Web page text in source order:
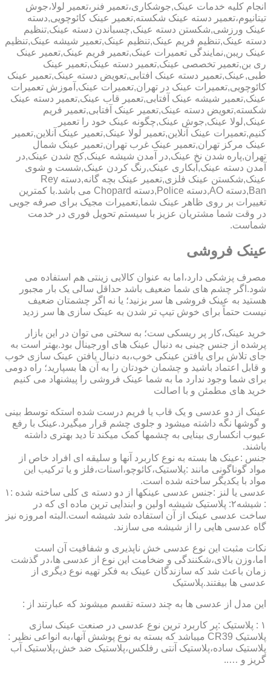
انجام کلیه خدمات عینک,جوشکاری،تعمیر فنر،تعمیر لولا،جوش
تیتانیوم،تعمیر دسته عینک شکسته,تعمیر عینک کائوچویی,دسته
عینک ورزشی,شکستن دسته عینک,چسباندن دسته عینک,تنظیم
دسته عینک,تنظیم فریم عینک,تنظیم عینک,تعمیر شیشه عینک,تنظیم
عینک ریبن,نمایندگی تعمیرات عینک,تعمیر فریم عینک,تعمیر عینک
ری بن,تعمیر تخصصی عینک,تعمیر دسته عینک,تعمیر عینک
طبی,عینک,تعمیر دسته عینک افتابی,تعویض دسته عینک,تعمیر عینک
کائوچویی,تعمیرات عینک در تهران,تعمیرات عینک,آموزش تعمیرات
عینک,تعمیر شیشه عینک آفتابی,تعمیر قاب عینک,تعمیر دسته عینک
شکسته,تعویض دسته عینک,تعمیر عینک آفتابی,تعمیر فریم
عینک,لولا عینک,جوش عینک,چگونه عینک خود را تعمیر
کنیم,تعمیرات عینک آنلاین,تعمیر لولا عینک,تعمیر عینک آنلاین,تعمیر
عینک مرکز تهران,تعمیر عینک غرب تهران,تعمیر عینک شمال
تهران,پاره شدن نخ عینک,در آمدن شیشه عینک,کج شدن عینک,در
آمدن دسته عینک,آبکاری عینک,رنگ کردن عینک,شست و شوی
عینک,شکستن عینک فلزی,تعمیر عینک بچه گانه,دسته Rey
Ban,دسته AO,دسته Police,دسته Chopard می باشد.با کمترین
تغییرات بر روی ظاهر عینک شما,تعمیرات مجیک برای صرفه جویی
در وقت شما مشتریان عزیز با سیستم تحویل فوری در خدمت
شماست.
عینک فروشی
مصرف پزشکی دارد،اما به عنوان کالایی زینتی هم استفاده می
شود.اگر چشم های شما ضعیف باشد حداقل سالی یک بار مجبور
هستید به عینک فروشی ها سر بزنید؛ یا نه اگر چشمتان ضعیف
نیست حتماً برای خوش تیپ تر شدن به عینک سازی ها سر زدید
خرید عینک،کار پر ریسکی ست؛ به سختی می توان در این بازار
پرشده از جنس چینی به دنبال عینک های اورجینال بود.بهتر است به
جای تلاش برای یافتن عینکی خوب،به دنبال یافتن عینک سازی خوب
و قابل اعتماد باشید و چشمان خودتان را به آن ها بسپارید؛ راه دومی
برای شما وجود ندارد ما به شما عینک فروشی را پیشنهاد می کنیم
خرید های مطمئن و با اصالت
عینک از دو عدسی و یک قاب یا فریم درست شده استکه توسط بینی
و گوشها نگه داشته میشود و جلوی چشم قرار میگیرد.عینک با رفع
عیوب انکساری بینایی به چشمها کمک میکند تا دید بهتری داشته
باشند.
جنس :عینک ها بسته به نوع کاربرد آنها و سلیقه ای افراد خاص از
مواد گوناگونی مانند :پلاستیک،کائوچو،استات،فلز و یا ترکیب این
مواد با یکدیگر ساخته شده است.
عدسی یا لنز :جنس عدسی عینکها از دو دسته ی کلی ساخته شده :۱
: شیشه۲: پلاستیک شیشه اولین و ابندایی ترین ماده ای که در
ساخت عدسی عینک از آن استفاده شد شیشه است.البته امروزه نیز
گاه عدسی هایی را از شیشه می سازند.
نکات مثبت این نوع عدسی خش ناپذیری و شفافیت آن است
اما،وزن بالای،شکنندگی و ضخامت این نوع از عدسی ها،در گذشت
زمان باعث شد که سازندگان عینک به فکر تهیه نوع دیگری از
عدسی ها بیفتند.پلاستیک
این مدل از عدسی ها به چند دسته تقسم میشوند که عبارتند از :
۱ : پلاستیک :پر کاربرد ترین نوع عدسی در صنعت عینک سازی
پلاستیک CR39 میباشد که بسته به نوع پوشش آنها،به انواعی نظیر :
پلاستیک ساده،پلاستیک آنتی رفلکس،پلاستیک ضد خش،پلاستیک آب
گریز و …..